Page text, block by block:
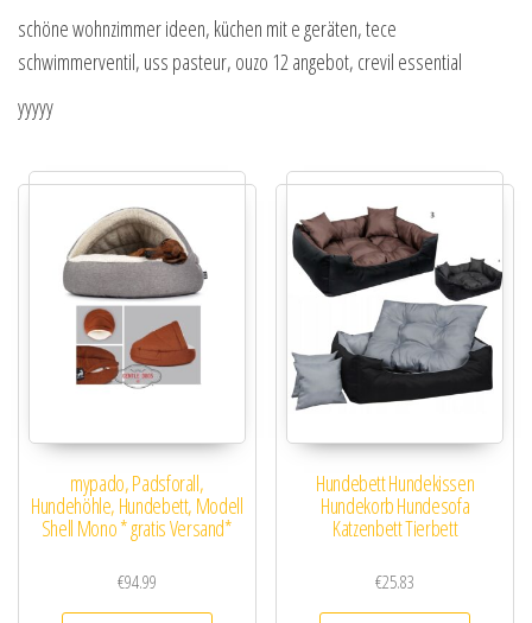
schöne wohnzimmer ideen, küchen mit e geräten, tece
schwimmerventil, uss pasteur, ouzo 12 angebot, crevil essential
yyyyy
mypado, Padsforall,
Hundehöhle, Hundebett, Modell
Shell Mono * gratis Versand*
€94.99
Hundebett Hundekissen
Hundekorb Hundesofa
Katzenbett Tierbett
€25.83